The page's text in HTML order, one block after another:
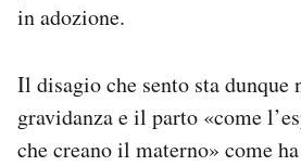
in adozione.
Il disagio che sento sta
gravidanza e il parto «come
che creano il materno» come